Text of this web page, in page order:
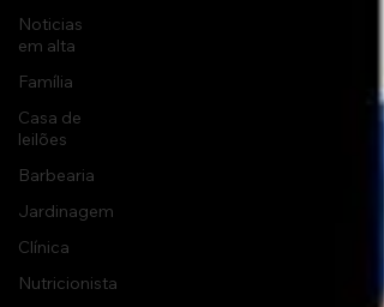
Noticias
em alta
Família
Casa de
leilões
Barbearia
Jardinagem
Clínica
Nutricionista